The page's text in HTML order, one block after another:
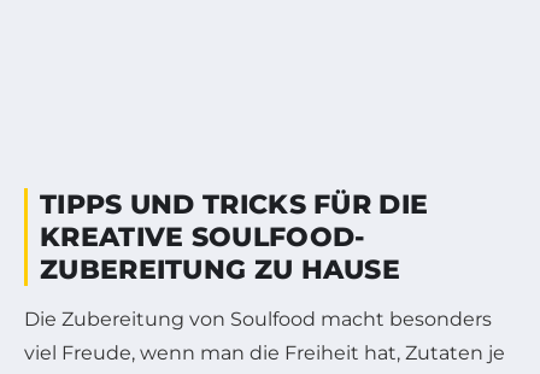
TIPPS UND TRICKS FÜR DIE
KREATIVE SOULFOOD-
ZUBEREITUNG ZU HAUSE
Die Zubereitung von Soulfood macht besonders
viel Freude, wenn man die Freiheit hat, Zutaten je